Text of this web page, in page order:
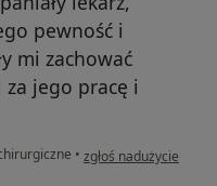
pewność i
mi zachować
jego pracę i
• w opinii użytkownika
zgłoś nadużycie